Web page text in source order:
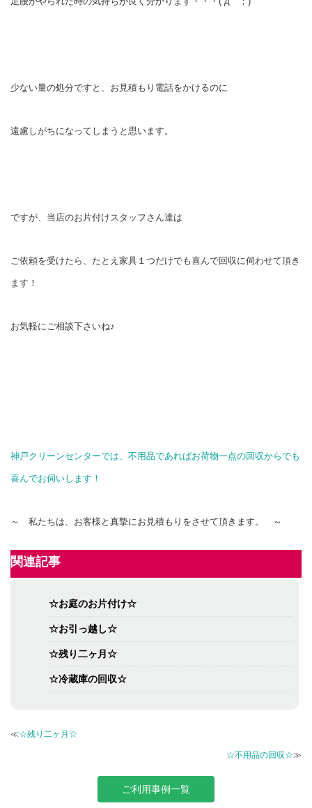
少ない量の処分ですと、お見積もり電話をかけるのに
遠慮しがちになってしまうと思います。
ですが、当店のお片付けスタッフさん達は
ご依頼を受けたら、たとえ家具１つだけでも喜んで回収に伺わせて頂き
ます！
お気軽にご相談下さいね♪
神戸クリーンセンターでは、不用品であればお荷物一点の回収からでも
喜んでお伺いします！
～ 私たちは、お客様と真摯にお見積もりをさせて頂きます。 ～
関連記事
☆お庭のお片付け☆
☆お引っ越し☆
☆残り二ヶ月☆
☆冷蔵庫の回収☆
≪☆残り二ヶ月☆
☆不用品の回収☆≫
ご利用事例一覧